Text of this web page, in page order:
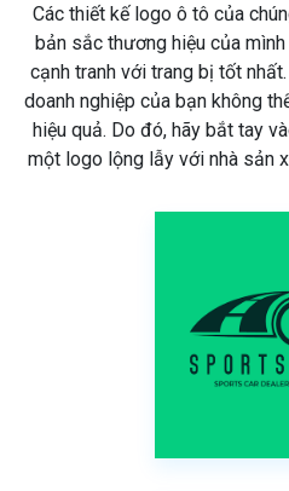
Các thiết kế logo ô tô của
bản sắc thương hiệu của
cạnh tranh với trang bị tốt
doanh nghiệp của bạn không
hiệu quả. Do đó, hãy bắt tay
một logo lộng lẫy với nhà sản